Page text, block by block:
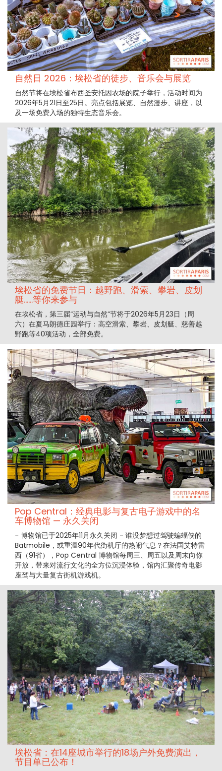
自然日 2026：埃松省的徒步、音乐会与展览
自然节将在埃松省布西圣安托因农场的院子举行，活动时间为
2026年5月21日至25日。亮点包括展览、自然漫步、讲座，以
及一场免费入场的独特生态音乐会。
埃松省的免费节日：越野跑、滑索、攀岩、皮划
艇……等你来参与
在埃松省，第三届“运动与自然”节将于2026年5月23日（周
六）在夏马朗德庄园举行：高空滑索、攀岩、皮划艇、慈善越
野跑等40项活动，全部免费。
Pop Central：经典电影与复古电子游戏中的名
车博物馆 — 永久关闭
- 博物馆已于2025年11月永久关闭 - 谁没梦想过驾驶蝙蝠侠的
Batmobile，或重温90年代街机厅的热闹气息？在法国艾特雷
西（91省），Pop Central 博物馆每周三、周五以及周末向你
开放，带来对流行文化的全方位沉浸体验，馆内汇聚传奇电影
座驾与大量复古街机游戏机。
埃松省：在14座城市举行的18场户外免费演出，
节目单已公布！